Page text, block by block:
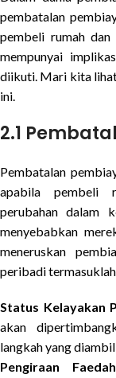
pembatalan
pembeli rumah
mempunyai
diikuti. Mari kita
ini.
2.1
Pembatalan
apabila pembeli
perubahan dalam
menyebabkan
meneruskan
peribadi
Status Kelayakan
akan
langkah yang
Pengiraan